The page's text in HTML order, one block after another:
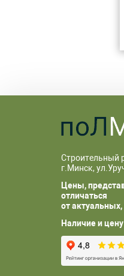
Строительный
г.Минск,
Цены,
отличаться
от
Наличие и